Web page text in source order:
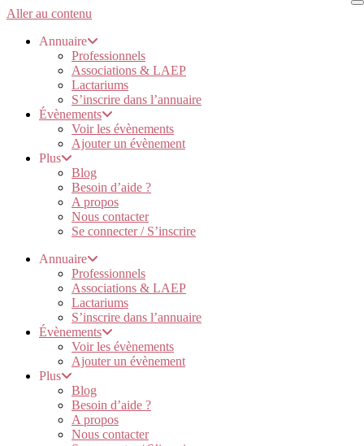
Aller au contenu
Annuaire
Professionnels
Associations & LAEP
Lactariums
S’inscrire dans l’annuaire
Évènements
Voir les évènements
Ajouter un évènement
Plus
Blog
Besoin d’aide ?
A propos
Nous contacter
Se connecter / S’inscrire
Annuaire
Professionnels
Associations & LAEP
Lactariums
S’inscrire dans l’annuaire
Évènements
Voir les évènements
Ajouter un évènement
Plus
Blog
Besoin d’aide ?
A propos
Nous contacter